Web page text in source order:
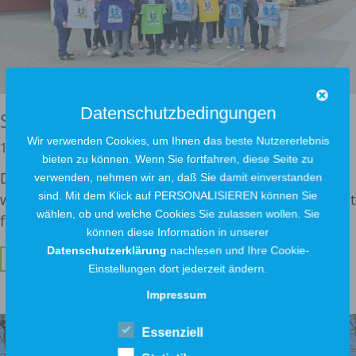
Sponsoring beim 17. Widufix-Lauf
12. Juli 2022
Die Ausbildung ist für uns als Stadtwerke ein
wichtiges Thema. Gut ausgebildetes Fachpersonal ist
für
Weiterlesen ...
Datenschutzbedingungen
Wir verwenden Cookies, um Ihnen das beste Nutzererlebnis
bieten zu können. Wenn Sie fortfahren, diese Seite zu
verwenden, nehmen wir an, daß Sie damit einverstanden
sind. Mit dem Klick auf PERSONALISIEREN können Sie
wählen, ob und welche Cookies Sie zulassen wollen. Sie
können diese Information in unserer
Datenschutzerklärung nachlesen und Ihre Cookie-
Einstellungen dort jederzeit ändern.
Impressum
Essenziell